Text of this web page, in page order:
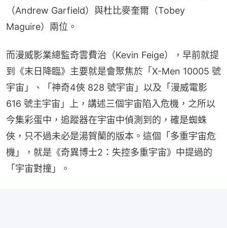
（Andrew Garfield）與杜比麥奎爾（Tobey
Maguire）兩位。
而漫威影業總監奇雲費治（Kevin Feige），早前就提
到《末日降臨》主要就是會聚焦於「X-Men 10005 號
宇宙」、「神奇4俠 828 號宇宙」以及「漫威電影
616 號主宇宙」上，講述三個宇宙陷入危機，之所以
今集彩蛋中，追蹤器在宇宙中偵測到的，確是蜘蛛
俠，只不過未必是湯賀蘭的版本。這個「多重宇宙危
機」，就是《奇異博士2：失控多重宇宙》中提過的
「宇宙對撞」。